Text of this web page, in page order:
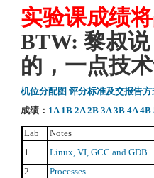
实验课成绩
BTW: 黎叔
的，一点技
机位分配图 评分标准及交报告方
成绩： 1A 1B 2A 2B 3A 3B 4A 4B
Lab
Notes
1
Linux, VI, GCC and GDB
2
Processes